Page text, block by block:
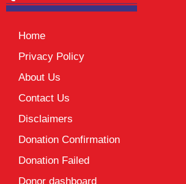
Home
Privacy Policy
About Us
Contact Us
Disclaimers
Donation Confirmation
Donation Failed
Donor dashboard